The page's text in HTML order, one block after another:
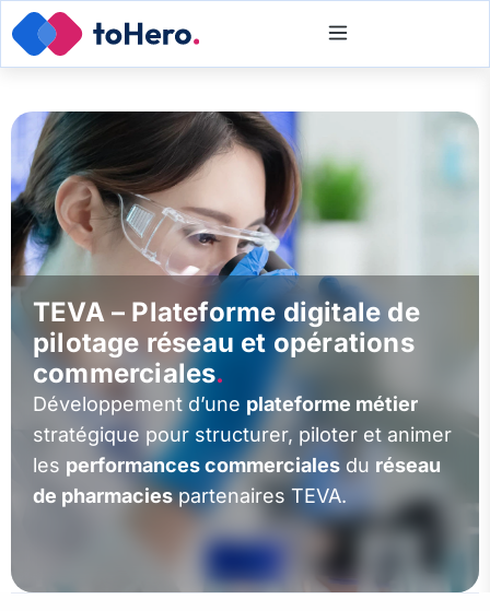
TEVA – Plateforme digitale de
pilotage réseau et opérations
commerciales.
Développement d’une plateforme métier
stratégique pour structurer, piloter et animer
les performances commerciales du réseau
de pharmaciespartenaires TEVA.